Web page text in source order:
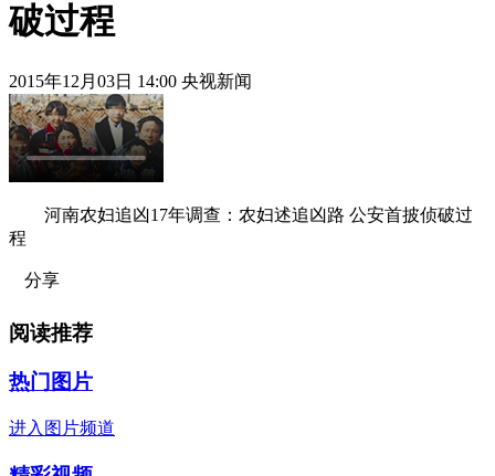
破过程
2015年12月03日 14:00 央视新闻
河南农妇追凶17年调查：农妇述追凶路 公安首披侦破过
程
分享
阅读推荐
热门图片
进入图片频道